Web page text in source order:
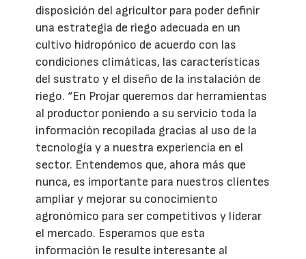
disposición del agricultor para poder definir
una estrategia de riego adecuada en un
cultivo hidropónico de acuerdo con las
condiciones climáticas, las características
del sustrato y el diseño de la instalación de
riego. “En Projar queremos dar herramientas
al productor poniendo a su servicio toda la
información recopilada gracias al uso de la
tecnología y a nuestra experiencia en el
sector. Entendemos que, ahora más que
nunca, es importante para nuestros clientes
ampliar y mejorar su conocimiento
agronómico para ser competitivos y liderar
el mercado. Esperamos que esta
información le resulte interesante al